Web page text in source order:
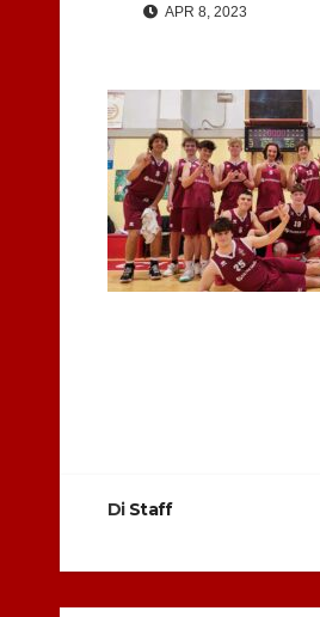
APR 8, 2023
Di Staff